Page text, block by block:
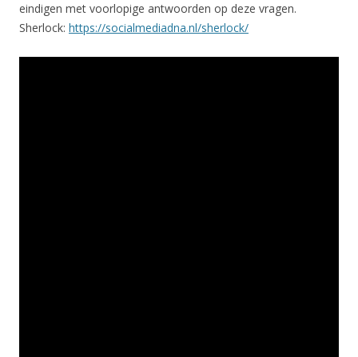
eindigen met voorlopige antwoorden op deze vragen.
Sherlock: https://socialmediadna.nl/sherlock/